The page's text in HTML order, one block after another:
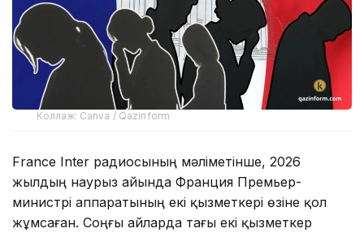
Коллаж: Canva / Qazinform
France Inter радиосының мәліметінше, 2026
жылдың наурыз айында Франция Премьер-
министрі аппаратының екі қызметкері өзіне қол
жұмсаған. Соңғы айларда тағы екі қызметкер